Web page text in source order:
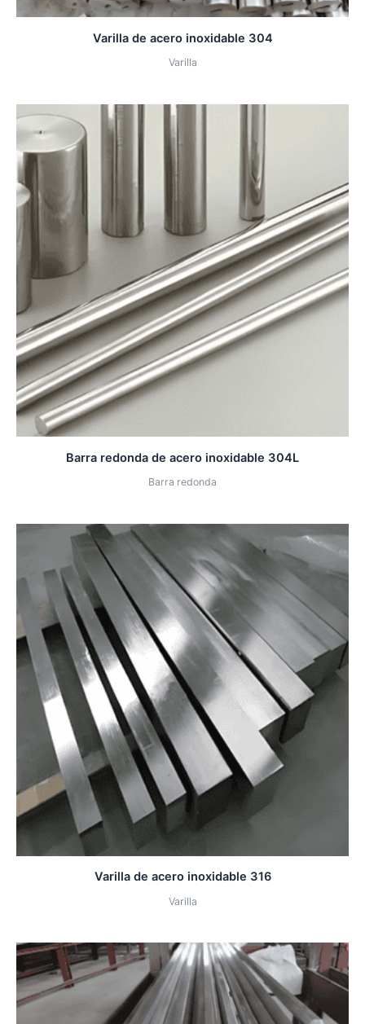
Varilla de acero inoxidable 304
Varilla
Barra redonda de acero inoxidable 304L
Barra redonda
Varilla de acero inoxidable 316
Varilla